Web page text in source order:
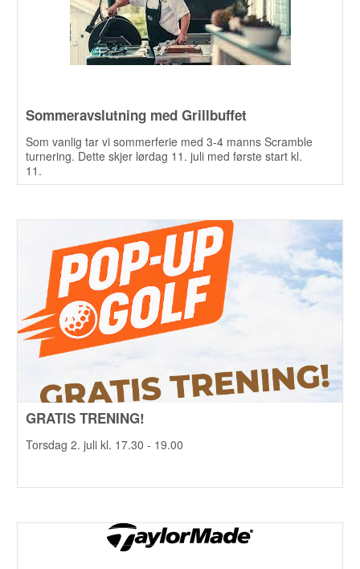
Sommeravslutning med Grillbuffet
Som vanlig tar vi sommerferie med 3-4 manns Scramble
turnering. Dette skjer lørdag 11. juli med første start kl.
11.
GRATIS TRENING!
Torsdag 2. juli kl. 17.30 - 19.00